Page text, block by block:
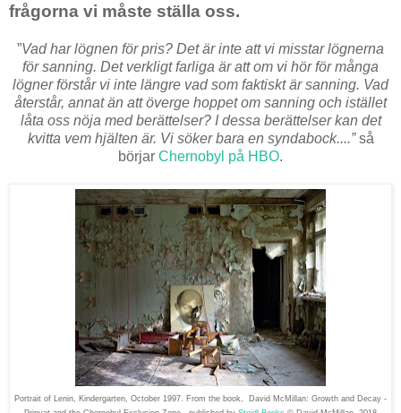
frågorna vi måste ställa oss.
”Vad har lögnen för pris? Det är inte att vi misstar lögnerna
för sanning. Det verkligt farliga är att om vi hör för många
lögner förstår vi inte längre vad som faktiskt är sanning. Vad
återstår, annat än att överge hoppet om sanning och istället
låta oss nöja med berättelser? I dessa berättelser kan det
kvitta vem hjälten är. Vi söker bara en syndabock....”så
börjar Chernobyl på HBO.
Portrait of Lenin, Kindergarten, October 1997. From the book, David McMillan: Growth and Decay -